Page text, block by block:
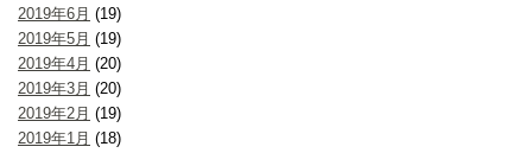
2019年6月 (19)
2019年5月 (19)
2019年4月 (20)
2019年3月 (20)
2019年2月 (19)
2019年1月 (18)